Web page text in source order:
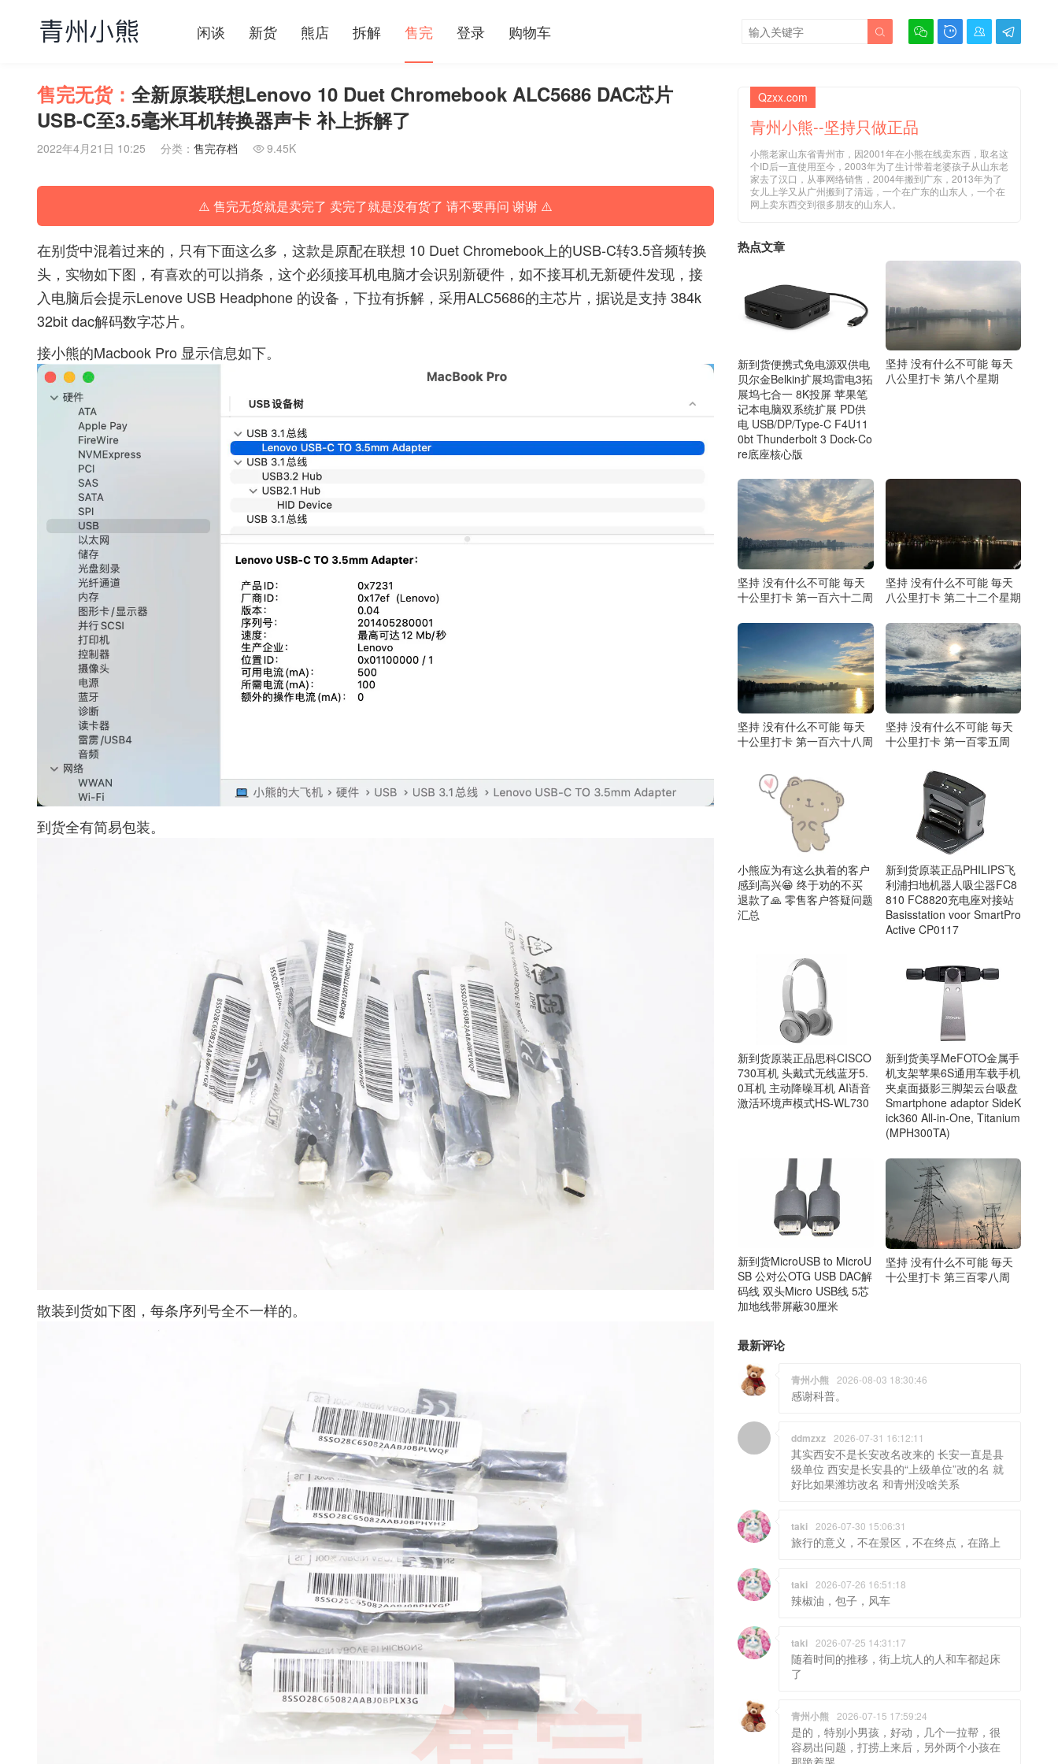
闲谈 新货 熊店 拆解 售完 登录 购物车    

售完无货： 全新原装联想Lenovo 10 Duet Chromebook ALC5686 DAC芯片
USB-C至3.5毫米耳机转换器声卡 补上拆解了
2022年4月21日 10:25 分类： 售完存档  9.45K
⚠️ 售完无货就是卖完了 卖完了就是没有货了 请不要再问 谢谢 ⚠️
在别货中混着过来的，只有下面这么多，这款是原配在联想 10 Duet Chromebook上的USB-C转3.5音频转换
头，实物如下图，有喜欢的可以捎条，这个必须接耳机电脑才会识别新硬件，如不接耳机无新硬件发现，接
入电脑后会提示Lenove USB Headphone 的设备，下拉有拆解，采用ALC5686的主芯片，据说是支持 384k
32bit dac解码数字芯片。
接小熊的Macbook Pro 显示信息如下。
到货全有简易包装。
散装到货如下图，每条序列号全不一样的。
Qzxx.com
青州小熊--坚持只做正品
小熊老家山东省青州市，因2001年在小熊在线卖东西，取名这
个ID后一直使用至今，2003年为了生计带着老婆孩子从山东老
家去了汉口，从事网络销售，2004年搬到广东，2013年为了
女儿上学又从广州搬到了清远，一个在广东的山东人，一个在
网上卖东西交到很多朋友的山东人。
热点文章
新到货便携式免电源双供电
贝尔金Belkin扩展坞雷电3拓
展坞七合一 8K投屏 苹果笔
记本电脑双系统扩展 PD供
电 USB/DP/Type-C F4U11
0bt Thunderbolt 3 Dock-Co
re底座核心版
坚持 没有什么不可能 毎天
八公里打卡 第八个星期
坚持 没有什么不可能 毎天
十公里打卡 第一百六十二周
坚持 没有什么不可能 毎天
八公里打卡 第二十二个星期
坚持 没有什么不可能 毎天
十公里打卡 第一百六十八周
坚持 没有什么不可能 毎天
十公里打卡 第一百零五周
小熊应为有这么执着的客户
感到高兴😁 终于劝的不买
退款了🙏 零售客户答疑问题
汇总
新到货原装正品PHILIPS飞
利浦扫地机器人吸尘器FC8
810 FC8820充电座对接站
Basisstation voor SmartPro
Active CP0117
新到货原装正品思科CISCO
730耳机 头戴式无线蓝牙5.
0耳机 主动降噪耳机 AI语音
激活环境声模式HS-WL730
新到货美孚MeFOTO金属手
机支架苹果6S通用车载手机
夹桌面摄影三脚架云台吸盘
Smartphone adaptor SideK
ick360 All-in-One, Titanium
(MPH300TA)
新到货MicroUSB to MicroU
SB 公对公OTG USB DAC解
码线 双头Micro USB线 5芯
加地线带屏蔽30厘米
坚持 没有什么不可能 毎天
十公里打卡 第三百零八周
最新评论
青州小熊 2026-08-03 18:30:46
感谢科普。
ddmzxz 2026-07-31 16:12:11
其实西安不是长安改名改来的 长安一直是县
级单位 西安是长安县的“上级单位”改的名 就
好比如果潍坊改名 和青州没啥关系
taki 2026-07-30 15:06:31
旅行的意义，不在景区，不在终点，在路上
taki 2026-07-26 16:51:18
辣椒油，包子，风车
taki 2026-07-25 14:31:17
随着时间的推移，街上坑人的人和车都起床
了
青州小熊 2026-07-15 17:59:24
是的，特别小男孩，好动，几个一拉帮，很
容易出问题，打捞上来后，另外两个小孩在